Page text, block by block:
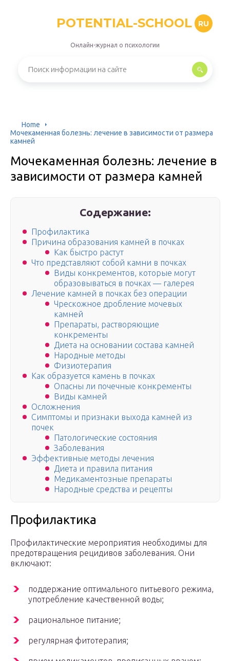
POTENTIAL-SCHOOL RU
Онлайн-журнал о психологии
Home
Мочекаменная болезнь: лечение в зависимости от размера
камней
Мочекаменная болезнь: лечение в
зависимости от размера камней
Содержание:
Профилактика
Причина образования камней в почках
Как быстро растут
Что представляют собой камни в почках
Виды конкрементов, которые могут
образовываться в почках — галерея
Лечение камней в почках без операции
Чрескожное дробление мочевых
камней
Препараты, растворяющие
конкременты
Диета на основании состава камней
Народные методы
Физиотерапия
Как образуется камень в почках
Опасны ли почечные конкременты
Виды камней
Осложнения
Симптомы и признаки выхода камней из
почек
Патологические состояния
Заболевания
Эффективные методы лечения
Диета и правила питания
Медикаментозные препараты
Народные средства и рецепты
Профилактика
Профилактические мероприятия необходимы для
предотвращения рецидивов заболевания. Они
включают:
поддержание оптимального питьевого режима,
употребление качественной воды;
рациональное питание;
регулярная фитотерапия;